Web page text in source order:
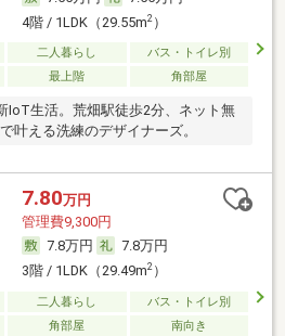
4階 / 1LDK（29.55m2）
二人暮らし
バス・トイレ別
最上階 角部屋
IoT生活。荒畑駅徒歩2分、ネット無
叶える洗練のデザイナーズ。
7.80万円
管理費9,300円
7.8万円
7.8万円
3階 / 1LDK（29.49m2）
二人暮らし
バス・トイレ別
角部屋 南向き